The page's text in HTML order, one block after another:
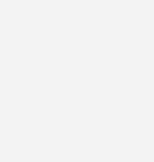
der Vereinten Nationen fast 70 % sein. In
2012 knapp 75 % der Menschen in Städten.
in den Metropolen ein begehrtes Gut, für
Platz. Um das Wohn- und Arbeitsumfeld
lebenswert zu gestalten, gewinnen
und Ausführung der Gebäude überall
in urbanen Gebäudekomplexen ist noch
Luft und gutes Klima
Bäume und Blumen wachsen aus
Farne finden überall Halt. Auf Balkonen und